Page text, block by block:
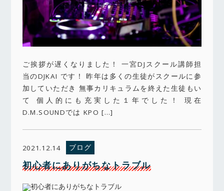
ご挨拶が遅くなりました！ 一宮DJスクール講師担
当のDJKAI です！ 昨年は多くの生徒がスクールに参
加していただき 無事カリキュラムを終えた生徒もい
て 個人的にも充実した１年でした！ 現在
D.M.SOUNDでは KPO […]
2021.12.14 ブログ
初心者にありがちなトラブル